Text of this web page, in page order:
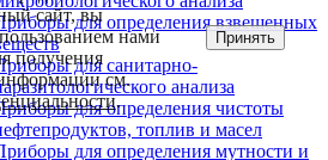
для определения взвешенных
для санитарно-
анализа
для определения чистоты
топлив и масел
для определения мутности и
сайт, вы
нами
получения
см.
.
Принять